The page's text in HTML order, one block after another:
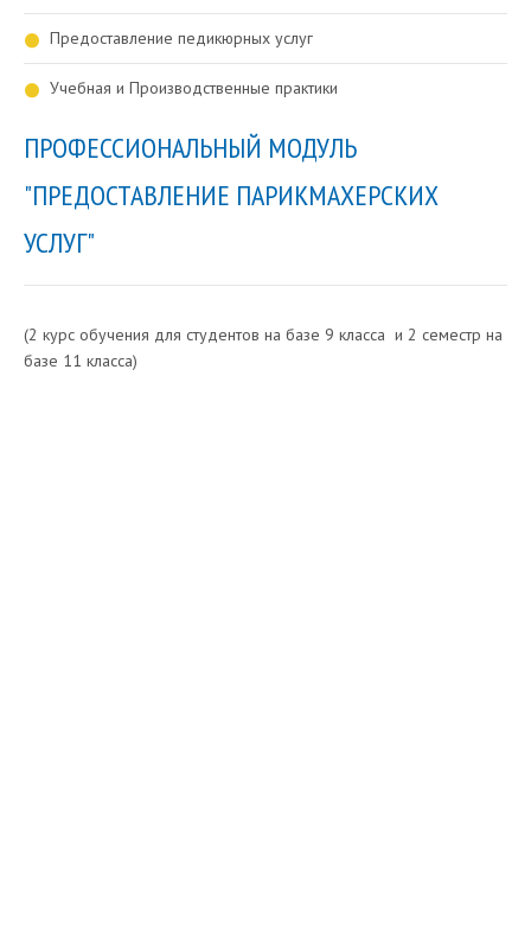
Предоставление педикюрных услуг
Учебная и Производственные практики
ПРОФЕССИОНАЛЬНЫЙ МОДУЛЬ
"ПРЕДОСТАВЛЕНИЕ ПАРИКМАХЕРСКИХ
УСЛУГ"
(2 курс обучения для студентов на базе 9 класса и 2 семестр на
базе 11 класса)